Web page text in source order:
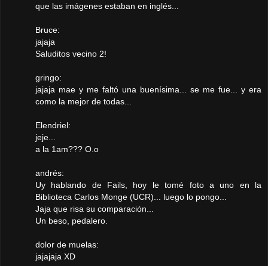
que las imágenes estaban en inglés...
Bruce:
jajaja
Saluditos vecino 2!
gringo:
jajaja mae y me faltó una buenísima... se me fue... y era
como la mejor de todas...
Elendriel:
jeje...
a la 1am??? O.o
andrés:
Uy hablando de Fails, hoy le tomé foto a uno en la
Biblioteca Carlos Monge (UCR)... luego lo pongo...
Jaja que risa su comparación...
Un beso, pedalero.
dolor de muelas:
jajajaja XD